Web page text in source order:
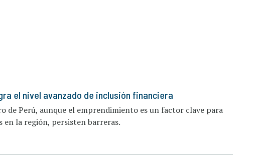
el nivel avanzado de inclusión financiera
de Perú, aunque el emprendimiento es un factor clave para
la región, persisten barreras.